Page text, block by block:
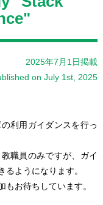
2025年7月1日掲載
on July 1st, 2025
利用ガイダンスを行っ
職員のみですが、ガイ
ようになります。
お待ちしています。